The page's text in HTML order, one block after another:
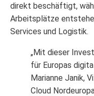
direkt beschäftigt,
Arbeitsplätze
Services und Logistik.
„Mit dieser
für Europas
Marianne Janik,
Cloud